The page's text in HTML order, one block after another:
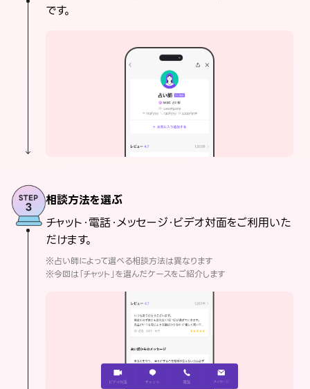
です。
相談方法を選ぶ
チャット・電話・メッセージ・ビデオ対面をご利用いた
だけます。
※占い師によって選べる相談方法は異なります
※今回は「チャット」を選んだケースをご紹介します